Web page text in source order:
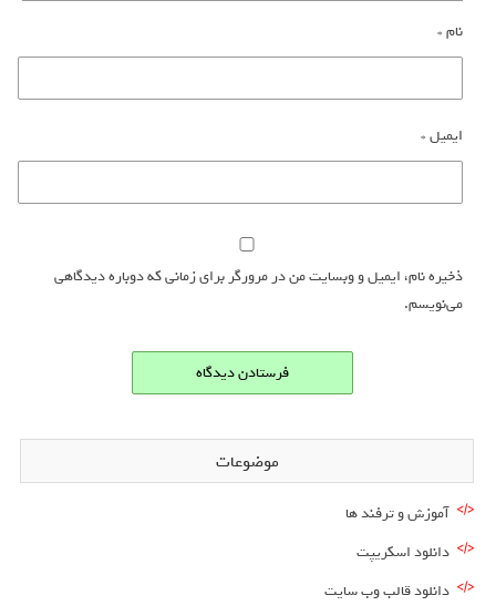
نام*
ایمیل*
ذخیره نام، ایمیل و وبسایت من در مرورگر برای زمانی که دوباره دیدگاهی
می‌نویسم.
موضوعات
آموزش و ترفند ها
دانلود اسکریپت
دانلود قالب وب سایت